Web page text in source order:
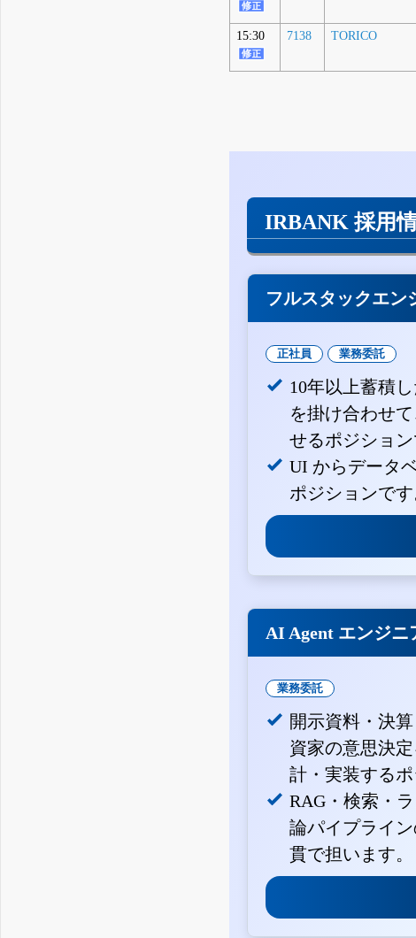
15:30 7138 TORICO
IRBANK 採用
フルスタックエン
正社員 業務委託
10年以上蓄積
を掛け合わせ
せるポジション
UI からデータ
ポジションです
AI Agent エンジニ
業務委託
開示資料・決
資家の意思決
計・実装するポ
RAG・検索・
論パイプライ
貫で担います。